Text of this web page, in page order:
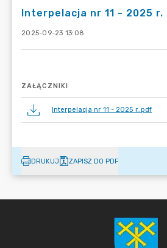
Interpelacja nr 11 - 2025 r.
2025-09-23 13:08
ZAŁĄCZNIKI
Interpelacja nr 11 - 2025 r..pdf
DRUKUJ ZAPISZ DO PDF